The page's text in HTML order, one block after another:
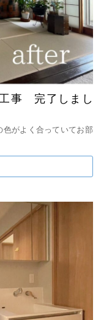
事 完了しまし
がよく合っていてお部